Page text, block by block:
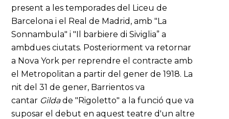
present a les temporades del Liceu de
Barcelona i el Real de Madrid, amb "La
Sonnambula" i "Il barbiere di Siviglia” a
ambdues ciutats. Posteriorment va retornar
a Nova York per reprendre el contracte amb
el Metropolitan a partir del gener de 1918. La
nit del 31 de gener, Barrientos va
cantar Gildade "Rigoletto" a la funció que va
suposar el debut en aquest teatre d'un altre